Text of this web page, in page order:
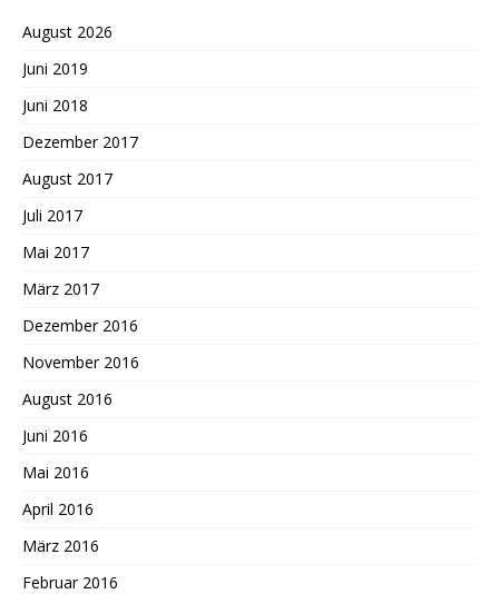
August 2026
Juni 2019
Juni 2018
Dezember 2017
August 2017
Juli 2017
Mai 2017
März 2017
Dezember 2016
November 2016
August 2016
Juni 2016
Mai 2016
April 2016
März 2016
Februar 2016